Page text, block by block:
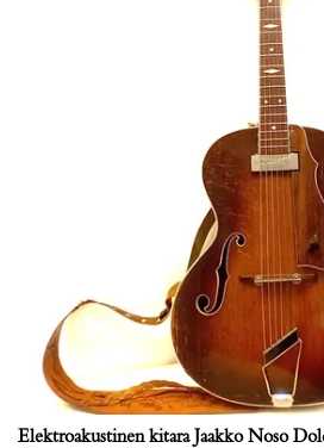
Elektroakustinen kitara Jaakko Noso